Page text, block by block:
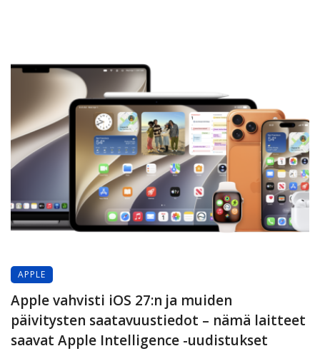
APPLE
Apple vahvisti iOS 27:n ja muiden
päivitysten saatavuustiedot – nämä laitteet
saavat Apple Intelligence -uudistukset